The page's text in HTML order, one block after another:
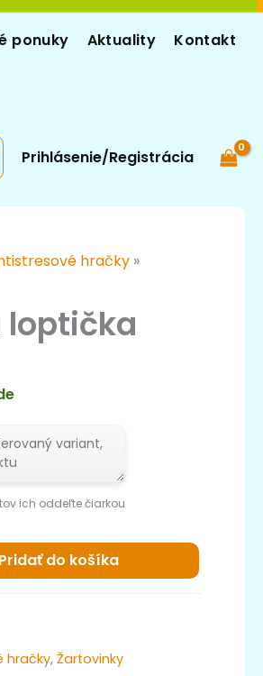
ponuky Aktuality Kontakt
Prihlásenie/Registrácia
hračky »
loptička
ich oddeľte čiarkou
Pridať do košíka
hračky,Žartovinky